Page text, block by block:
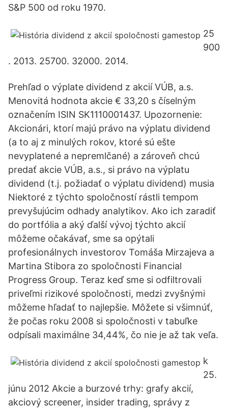
S&P 500 od roku 1970.
25
900
. 2013. 25700. 32000. 2014.
Prehľad o výplate dividend z akcií VÚB, a.s.
Menovitá hodnota akcie € 33,20 s číselným
označením ISIN SK1110001437. Upozornenie:
Akcionári, ktorí majú právo na výplatu dividend
(a to aj z minulých rokov, ktoré sú ešte
nevyplatené a nepremlčané) a zároveň chcú
predať akcie VÚB, a.s., si právo na výplatu
dividend (t.j. požiadať o výplatu dividend) musia
Niektoré z týchto spoločností rástli tempom
prevyšujúcim odhady analytikov. Ako ich zaradiť
do portfólia a aký ďalší vývoj týchto akcií
môžeme očakávať, sme sa opýtali
profesionálnych investorov Tomáša Mirzajeva a
Martina Stibora zo spoločnosti Financial
Progress Group. Teraz keď sme si odfiltrovali
priveľmi rizikové spoločnosti, medzi zvyšnými
môžeme hľadať to najlepšie. Môžete si všimnúť,
že počas roku 2008 si spoločnosti v tabuľke
odpísali maximálne 34,44%, čo nie je až tak veľa.
k
25.
júnu 2012 Akcie a burzové trhy: grafy akcií,
akciový screener, insider trading, správy z